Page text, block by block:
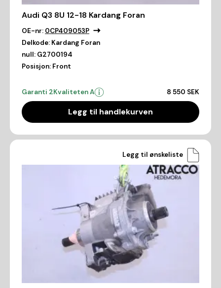
Audi Q3 8U 12-18 Kardang Foran
OE-nr: 0CP409053P
Delkode: Kardang Foran
null: G2700194
Posisjon: Front
Garanti 2Kvaliteten A 8 550 SEK
Legg til handlekurven
Legg til ønskeliste